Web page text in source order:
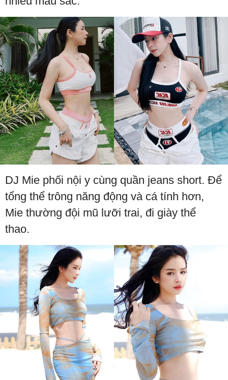
DJ Mie phối nội y cùng quần jeans short. Để
tổng thể trông năng động và cá tính hơn,
Mie thường đội mũ lưỡi trai, đi giày thể
thao.